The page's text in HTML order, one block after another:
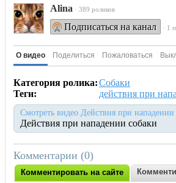
Alina · 389 роликов
Подписаться на канал · 1
О видео Поделиться Пожаловаться
Категория ролика:Собаки
Теги:
действия при
Смотреть видео Действия при
Действия при нападении собаки
Комментарии (0)
Комментировать на сайте